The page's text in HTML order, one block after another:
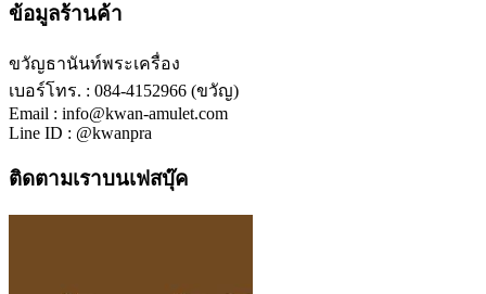
ข้อมูลร้านค้า
ขวัญธานันท์พระเครื่อง
เบอร์โทร. : 084-4152966 (ขวัญ)
Email : info@kwan-amulet.com
Line ID : @kwanpra
ติดตามเราบนเฟสบุ๊ค